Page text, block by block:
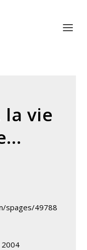
la vie
spages/49788
2004